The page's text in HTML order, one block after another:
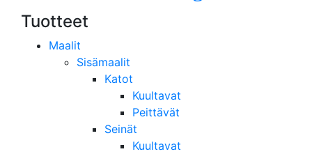
Tuotteet
Maalit
Sisämaalit
Katot
Kuultavat
Peittävät
Seinät
Kuultavat